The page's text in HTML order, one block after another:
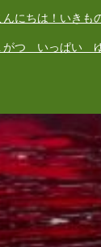
んにちは！いきも
がつ いっぱい